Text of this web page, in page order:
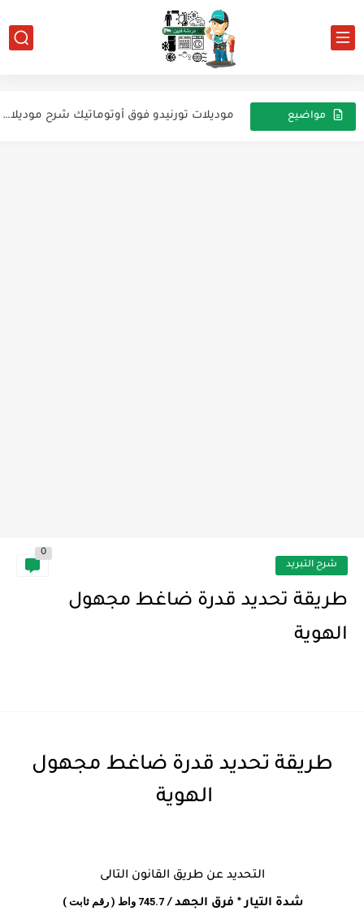
مواضيع
تيست مود غسالات تورنيدو
موديلات تورنيدو فوق أوتوماتيك شرح موديلات تورنيدو TLN–TWT
شرح التبريد
0
طريقة تحديد قدرة ضاغط مجهول
الهوية
طريقة تحديد قدرة ضاغط مجهول
الهوية
التحديد عن طريق القانون التالى
شدة التيار * فرق الجهد / 745.7 واط ( رقم ثابت )